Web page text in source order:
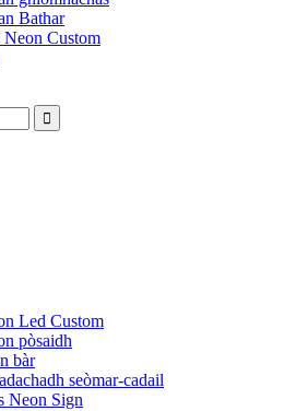
Bathar
Custom
Led Custom
pòsaidh
bàr
seòmar-cadail
Neon Sign